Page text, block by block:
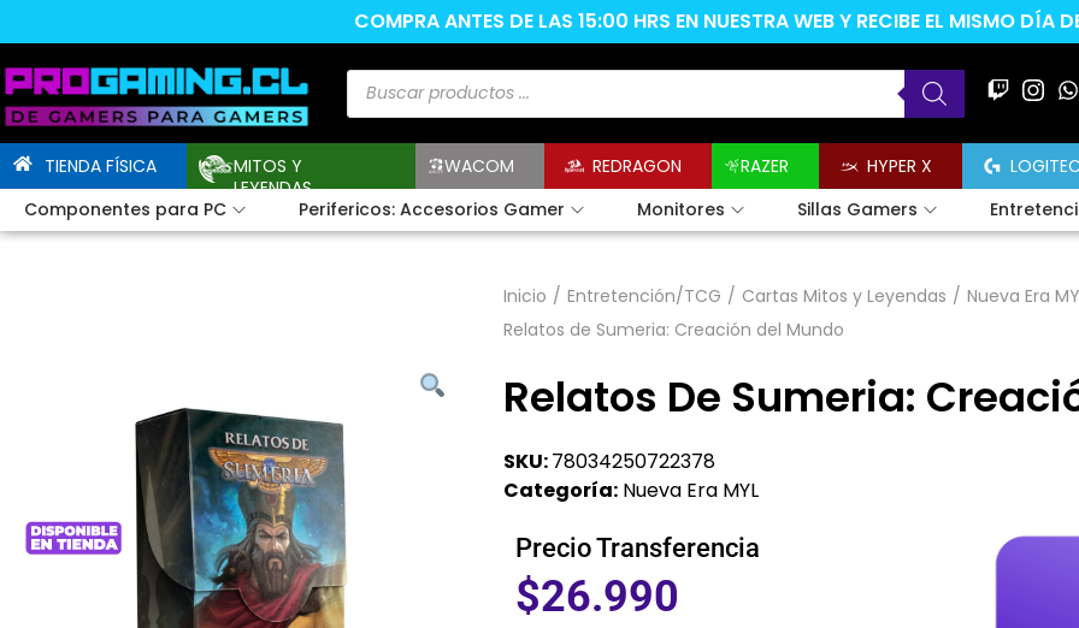
COMPRA ANTES DE LAS 15:00 HRS EN NUESTRA WEB Y RECIBE EL MISMO DÍA
TIENDA FÍSICA
MITOS Y
LEYENDAS
WACOM REDRAGON RAZER HYPER X
Componentes para PC
Perifericos: Accesorios Gamer Monitores Sillas Gamers
Inicio / Entretención/TCG / Cartas Mitos y Leyendas / Nueva Era
Relatos de Sumeria: Creación del Mundo
Relatos De Sumeria:
SKU:78034250722378
Categoría: Nueva Era MYL
Precio Transferencia
$26.990